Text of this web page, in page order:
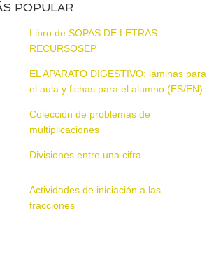
POPULAR
Libro de SOPAS DE LETRAS -
RECURSOSEP
EL APARATO DIGESTIVO: láminas para
el aula y fichas para el alumno (ES/EN)
Colección de problemas de
multiplicaciones
Divisiones entre una cifra
Actividades de iniciación a las
fracciones